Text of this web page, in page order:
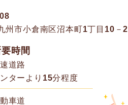
州市小倉南区沼本町1丁目10－2
時間
道路
ターより15分程度
車道